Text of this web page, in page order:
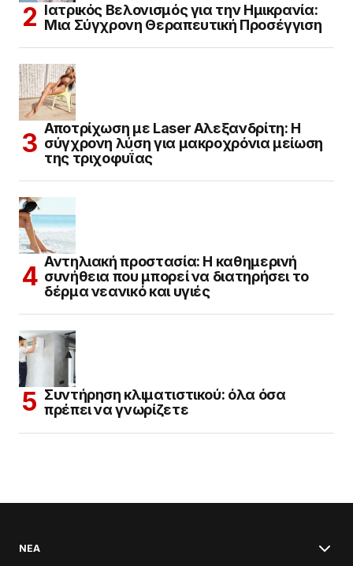
Ιατρικός Βελονισμός για την Ημικρανία:
Μια Σύγχρονη Θεραπευτική Προσέγγιση
Αποτρίχωση με Laser Αλεξανδρίτη: Η
σύγχρονη λύση για μακροχρόνια μείωση
της τριχοφυΐας
Αντηλιακή προστασία: Η καθημερινή
συνήθεια που μπορεί να διατηρήσει το
δέρμα νεανικό και υγιές
Συντήρηση κλιματιστικού: όλα όσα
πρέπει να γνωρίζετε
ΝΕΑ